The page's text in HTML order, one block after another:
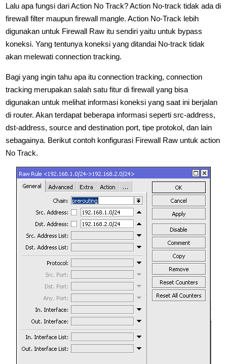
Lalu apa fungsi dari Action No Track? Action No-track tidak ada di
firewall filter maupun firewall mangle. Action No-Track lebih
digunakan untuk Firewall Raw itu sendiri yaitu untuk bypass
koneksi. Yang tentunya koneksi yang ditandai No-track tidak
akan melewati connection tracking.
Bagi yang ingin tahu apa itu connection tracking, connection
tracking merupakan salah satu fitur di firewall yang bisa
digunakan untuk melihat informasi koneksi yang saat ini berjalan
di router. Akan terdapat beberapa informasi seperti src-address,
dst-address, source and destination port, tipe protokol, dan lain
sebagainya. Berikut contoh konfigurasi Firewall Raw untuk action
No Track.